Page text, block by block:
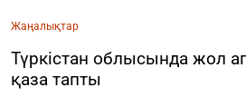
Жаңалықтар
Түркістан облысында жол
қаза тапты